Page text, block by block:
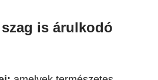
is árulkodó